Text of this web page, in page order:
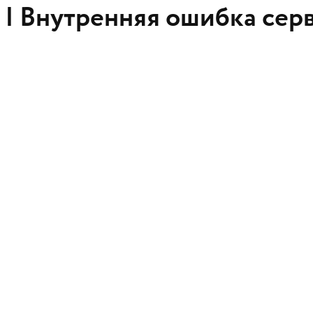
Внутренняя ошибка